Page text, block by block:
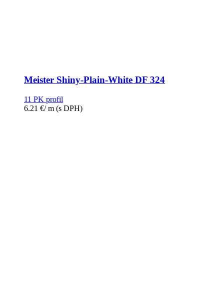
Meister Shiny-Plain-White DF 324
11 PK profil
6.21 €/ m (s DPH)